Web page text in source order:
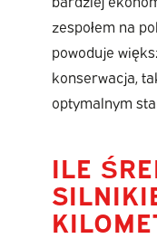
zespołem na
powoduje
konserwacja,
optymalnym
ILE